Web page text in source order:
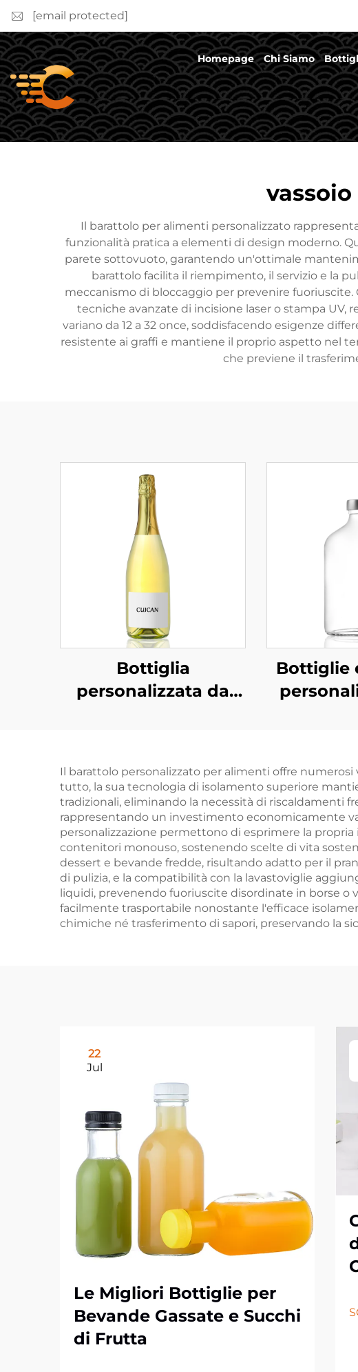
[email protected]
Homepage Chi Siamo
Il barattolo per alimenti personalizzato
funzionalità pratica a elementi di design moderno.
parete sottovuoto, garantendo un'ottimale
barattolo facilita il riempimento, il servizio e la
meccanismo di bloccaggio per prevenire
tecniche avanzate di incisione laser o stampa UV,
variano da 12 a 32 once, soddisfacendo esigenze
resistente ai graffi e mantiene il proprio aspetto nel
che previene il
Bottiglia
personalizzata da
vodka, superalcolici e
bevande in vetro
Bottiglie
Il barattolo personalizzato per alimenti offre
tutto, la sua tecnologia di isolamento superiore
tradizionali, eliminando la necessità di riscaldamenti
rappresentando un investimento economicamente
personalizzazione permettono di esprimere la
contenitori monouso, sostenendo scelte di vita
dessert e bevande fredde, risultando adatto per il
di pulizia, e la compatibilità con la lavastoviglie
liquidi, prevenendo fuoriuscite disordinate in borse o
facilmente trasportabile nonostante l'efficace
chimiche né trasferimento di sapori, preservando la
22
Jul
Le Migliori Bottiglie per
Bevande Gassate e Succhi
di Frutta